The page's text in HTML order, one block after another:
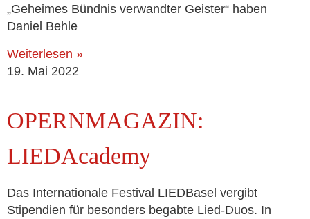
„Geheimes Bündnis ver­wand­ter Geister“ haben
Daniel Behle
Weiterlesen »
19. Mai 2022
OPERNMAGAZIN:
LIEDAcademy
Das Internationale Festival LIEDBasel ver­gibt
Stipendien für beson­ders begab­te Lied-Duos. In